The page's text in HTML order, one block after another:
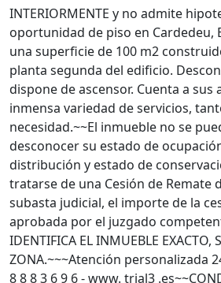
INTERIORMENTE y no admite
oportunidad de piso en Cardedeu,
una superficie de 100 m2
planta segunda del edificio.
dispone de ascensor. Cuenta a
inmensa variedad de servicios,
necesidad.~~El inmueble no se
desconocer su estado de
distribución y estado de
tratarse de una Cesión de Remate
subasta judicial, el importe de la
aprobada por el juzgado
IDENTIFICA EL INMUEBLE EXACTO,
ZONA.~~~Atención personalizada
8 8 8 3 6 9 6 - www. trial3